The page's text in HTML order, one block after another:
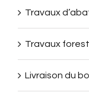
Travaux
Travaux
Livraison du